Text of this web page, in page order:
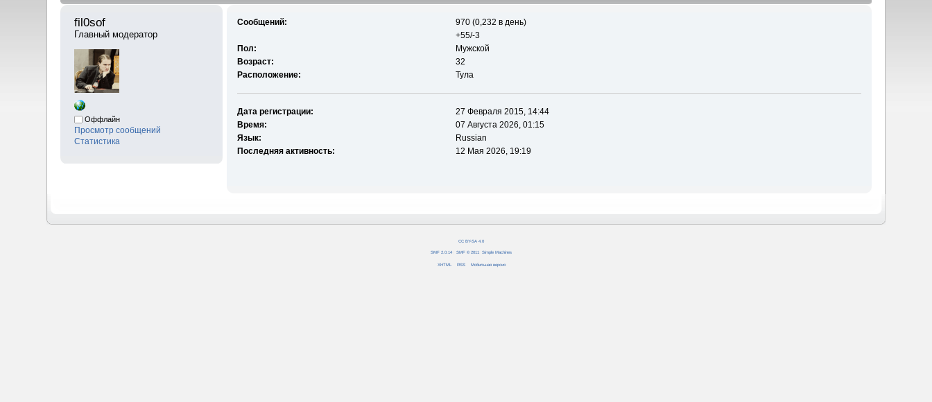
fil0sof
Главный модератор
Оффлайн
Просмотр сообщений
Статистика
Сообщений:
970 (0,232 в день)
+55/-3
Пол:
Мужской
Возраст:
32
Расположение:
Тула
Дата регистрации:
27 Февраля 2015, 14:44
Время:
07 Августа 2026, 01:15
Язык:
Russian
Последняя активность:
12 Мая 2026, 19:19
CC BY-SA 4.0
SMF 2.0.14 SMF © 2011 Simple Machines
XHTML RSS Мобильная версия